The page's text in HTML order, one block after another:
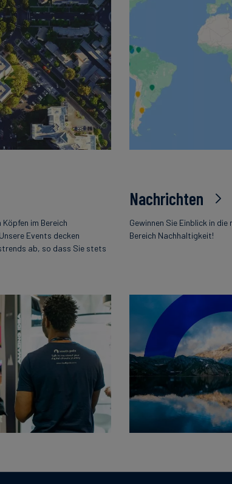
im Bereich
Events decken
ab, so dass Sie stets
Nachrichten
Gewinnen Sie Einblick in
Bereich Nachhaltigkeit!
English